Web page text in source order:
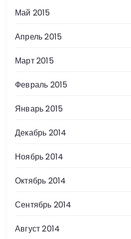
Май 2015
Апрель 2015
Март 2015
Февраль 2015
Январь 2015
Декабрь 2014
Ноябрь 2014
Октябрь 2014
Сентябрь 2014
Август 2014